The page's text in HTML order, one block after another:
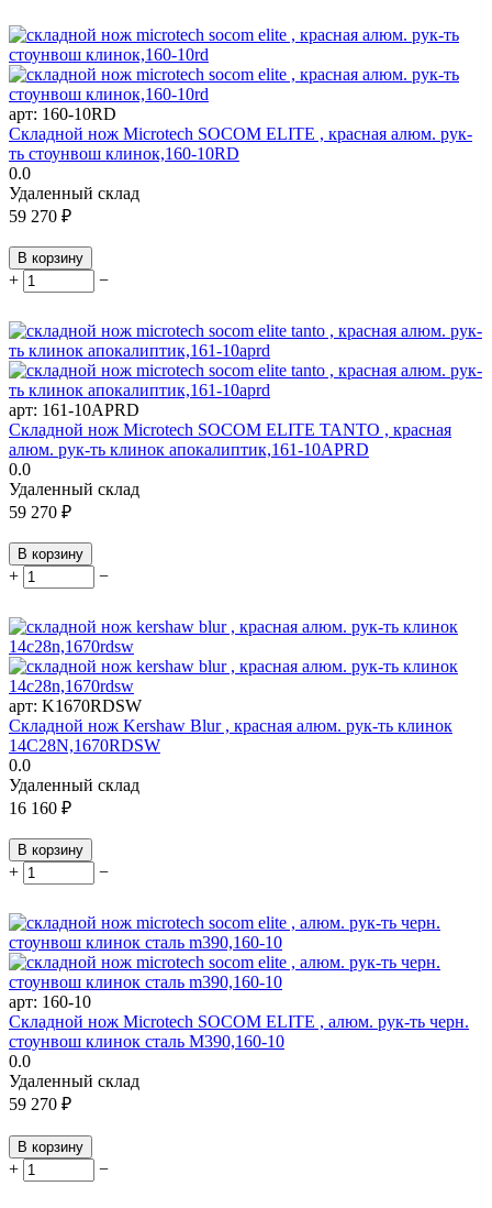
арт: 160-10RD
Складной нож Microtech SOCOM ELITE , красная алюм. рук-
ть стоунвош клинок,160-10RD
0.0
Удаленный склад
59 270 ₽
В корзину
+ −
арт: 161-10APRD
Складной нож Microtech SOCOM ELITE TANTO , красная
алюм. рук-ть клинок апокалиптик,161-10APRD
0.0
Удаленный склад
59 270 ₽
В корзину
+ −
арт: K1670RDSW
Складной нож Kershaw Blur , красная алюм. рук-ть клинок
14C28N,1670RDSW
0.0
Удаленный склад
16 160 ₽
В корзину
+ −
арт: 160-10
Складной нож Microtech SOCOM ELITE , алюм. рук-ть черн.
стоунвош клинок сталь M390,160-10
0.0
Удаленный склад
59 270 ₽
В корзину
+ −